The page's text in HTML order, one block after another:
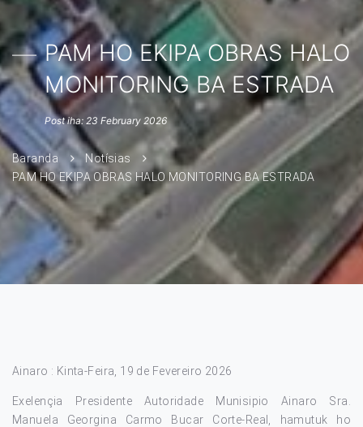
PAM HO EKIPA OBRAS HALO
MONITORING BA ESTRADA
Post iha: 23 February 2026
Baranda
Notísias
PAM HO EKIPA OBRAS HALO MONITORING BA ESTRADA
Ainaro : Kinta-Feira, 19 de Fevereiro 2026
Exelençia Presidente Autoridade Munisipio Ainaro Sra.
Manuela Georgina Carmo Bucar Corte-Real, hamutuk ho